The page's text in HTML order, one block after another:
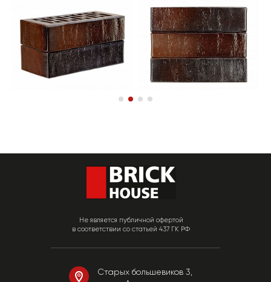
Не является публичной офертой
в соответствии со статьей 437 ГК РФ
Старых большевиков 3,